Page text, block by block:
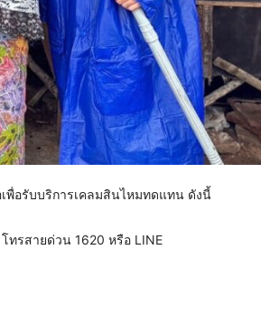
พื่อรับบริการเคลมสินไหมทดแทน ดังนี้
ทรสายด่วน 1620 หรือ LINE